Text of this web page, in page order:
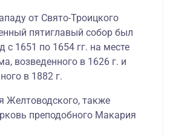
от Свято-Троицкого
пятиглавый собор был
с 1651 по 1654 гг. на месте
возведенного в 1626 г. и
в 1882 г.
Желтоводского, также
преподобного Макария